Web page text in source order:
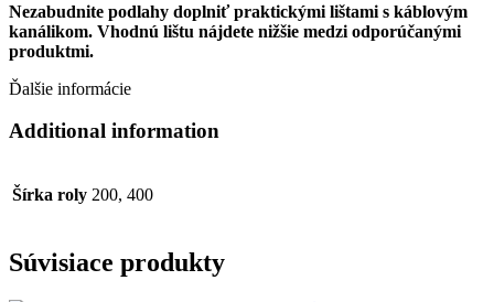
Nezabudnite podlahy doplniť praktickými lištami s káblovým
kanálikom. Vhodnú lištu nájdete nižšie medzi odporúčanými
produktmi.
Ďalšie informácie
Additional information
Šírka roly 200, 400
Súvisiace produkty